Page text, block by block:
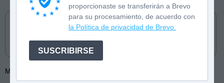
proporcionaste se transferirán a Brevo
para su procesamiento, de acuerdo con
la Política de privacidad de Brevo.
SUSCRIBIRSE
Cómpralo en
Más de: